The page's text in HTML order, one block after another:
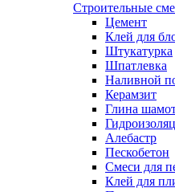
Строительные
Цемент
Клей для
Штукатурка
Шпатлевка
Наливной
Керамзит
Глина
Алебастр
Пескобетон
Смеси для
Клей для